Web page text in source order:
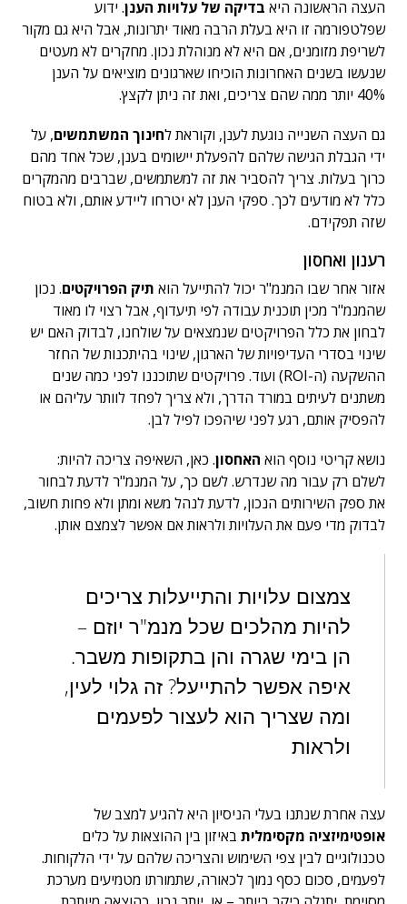
העצה הראשונה היא בדיקה של עלויות הענן. ידוע
שפלטפורמה זו היא בעלת הרבה מאוד יתרונות, אבל היא גם מקור
לשריפת מזומנים, אם היא לא מנוהלת נכון. מחקרים לא מעטים
שנעשו בשנים האחרונות הוכיחו שארגונים מוציאים על הענן
40% יותר ממה שהם צריכים, ואת זה ניתן לקצץ.
גם העצה השנייה נוגעת לענן, וקוראת לחינוך המשתמשים, על
ידי הגבלת הגישה שלהם להפעלת יישומים בענן, שכל אחד מהם
כרוך בעלות. צריך להסביר את זה למשתמשים, שברבים מהמקרים
כלל לא מודעים לכך. ספקי הענן לא יטרחו ליידע אותם, ולא בטוח
שזה תפקידם.
רענון ואחסון
אזור אחר שבו המנמ"ר יכול להתייעל הוא תיק הפרויקטים. נכון
שהמנמ"ר מכין תוכנית עבודה לפי תיעדוף, אבל רצוי לו מאוד
לבחון את כלל הפרויקטים שנמצאים על שולחנו, לבדוק האם יש
שינוי בסדרי העדיפויות של הארגון, שינוי בהיתכנות של החזר
ההשקעה (ה-ROI) ועוד. פרויקטים שתוכננו לפני כמה שנים
משתנים לעיתים במורד הדרך, ולא צריך לפחד לוותר עליהם או
להפסיק אותם, רגע לפני שיהפכו לפיל לבן.
נושא קריטי נוסף הוא האחסון. כאן, השאיפה צריכה להיות:
לשלם רק עבור מה שנדרש. לשם כך, על המנמ"ר לדעת לבחור
את ספק השירותים הנכון, לדעת לנהל משא ומתן ולא פחות חשוב,
לבדוק מדי פעם את העלויות ולראות אם אפשר לצמצם אותן.
צמצום עלויות והתייעלות צריכים
להיות מהלכים שכל מנמ"ר יוזם –
הן בימי שגרה והן בתקופות משבר.
איפה אפשר להתייעל? זה גלוי לעין,
ומה שצריך הוא לעצור לפעמים
ולראות
עצה אחרת שנתנו בעלי הניסיון היא להגיע למצב של
אופטימיזציה מקסימלית באיזון בין ההוצאות על כלים
טכנולוגיים לבין צפי השימוש והצריכה שלהם על ידי הלקוחות.
לפעמים, סכום כסף נמוך לכאורה, שתמורתו מטמיעים מערכת